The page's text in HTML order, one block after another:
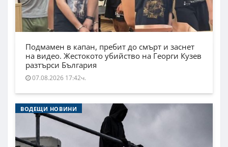
Подмамен в капан, пребит до смърт и заснет
на видео. Жестокото убийство на Георги Кузев
разтърси България
07.08.2026 17:42ч.
ВОДЕЩИ НОВИНИ